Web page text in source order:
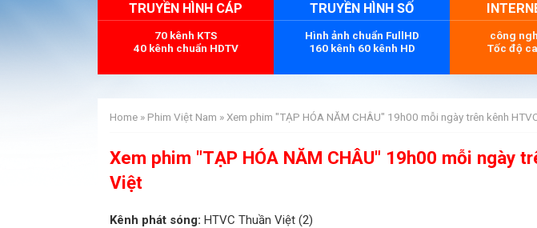
TRUYỀN HÌNH CÁP
70 kênh KTS
40 kênh chuẩn HDTV
TRUYỀN HÌNH SỐ
Hình ảnh chuẩn FullHD
160 kênh 60 kênh HD
công
Tốc độ
Home » Phim Việt Nam » Xem phim "TẠP HÓA NĂM CHÂU" 19h00 mỗi ngày trên kênh
Xem phim "TẠP HÓA NĂM CHÂU" 19h00 mỗi ngày
Việt
Kênh phát sóng: HTVC Thuần Việt (2)